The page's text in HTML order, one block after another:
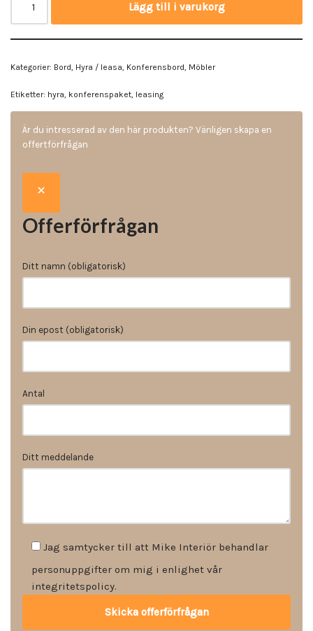
Lägg till i varukorg
Kategorier: Bord, Hyra / leasa, Konferensbord, Möbler
Etiketter: hyra, konferenspaket, leasing
Är du intresserad av den här produkten? Vänligen skapa en
offertförfrågan
Offerförfrågan
Ditt namn (obligatorisk)
Din epost (obligatorisk)
Antal
Ditt meddelande
Jag samtycker till att Mike Interiör behandlar
personuppgifter om mig i enlighet vår
integritetspolicy.